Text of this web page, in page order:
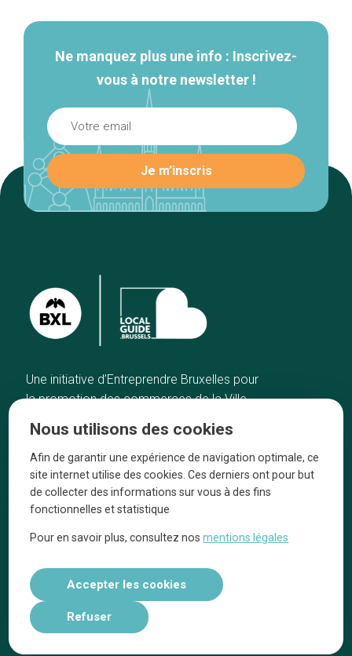
Ne manquez plus une info : Inscrivez-
vous à notre newsletter !
Une initiative d’Entreprendre Bruxelles pour
la promotion des commerces de la Ville
Accueil
Bonnes adresses
Quartiers
Blog
Tops 10
Artisans
A propos
On parle de nous
Nous utilisons des cookies
Afin de garantir une expérience de navigation optimale, ce
site internet utilise des cookies. Ces derniers ont pour but
de collecter des informations sur vous à des fins
fonctionnelles et statistique
Pour en savoir plus, consultez nosmentions légales
Accepter les cookies
Refuser